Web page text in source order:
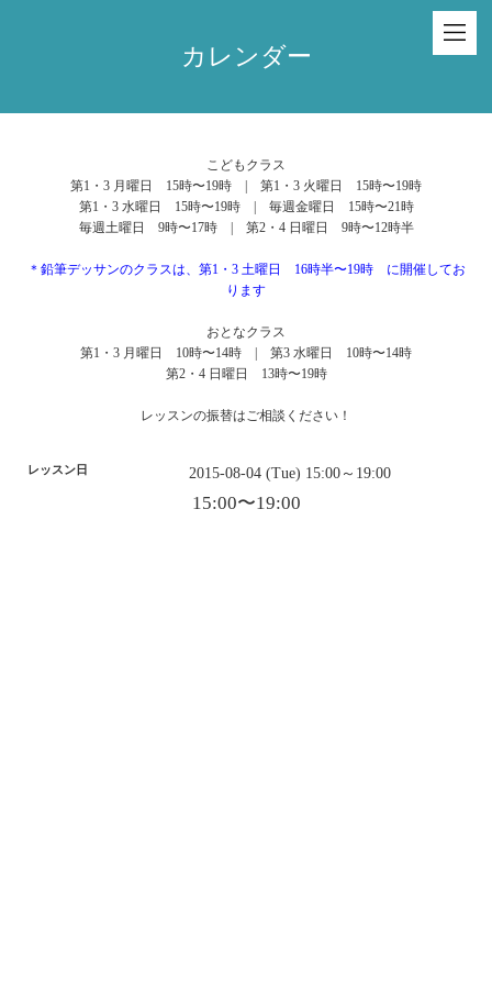
カレンダー
こどもクラス
第1・3 月曜日 15時〜19時 | 第1・3 火曜日 15時〜19時
第1・3 水曜日 15時〜19時 | 毎週金曜日 15時〜21時
毎週土曜日 9時〜17時 | 第2・4 日曜日 9時〜12時半
＊鉛筆デッサンのクラスは、第1・3 土曜日 16時半〜19時 に開催してお
ります
おとなクラス
第1・3 月曜日 10時〜14時 | 第3 水曜日 10時〜14時
第2・4 日曜日 13時〜19時
レッスンの振替はご相談ください！
レッスン日 2015-08-04 (Tue) 15:00～19:00
15:00〜19:00